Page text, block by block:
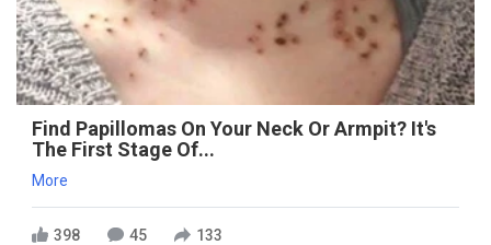
Find Papillomas On Your Neck Or Armpit? It's
The First Stage Of...
More
398 45 133